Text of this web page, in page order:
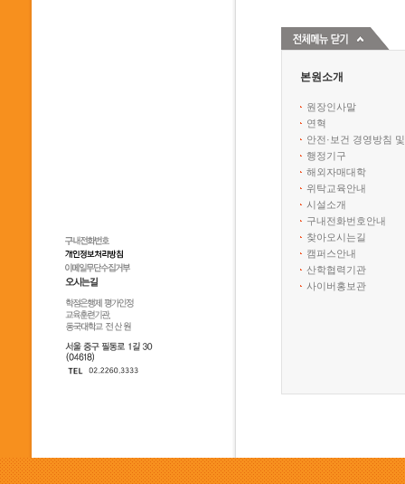
본원소개
원장인사말
연혁
안전·보건 경영방침
행정기구
해외자매대학
위탁교육안내
시설소개
구내전화번호안내
찾아오시는길
캠퍼스안내
산학협력기관
사이버홍보관